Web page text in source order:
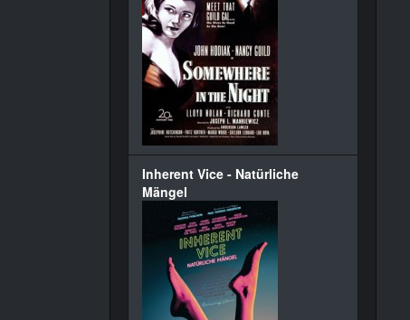
Inherent Vice - Natürliche
Mängel